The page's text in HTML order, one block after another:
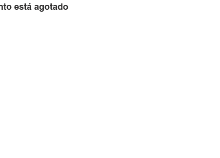
está agotado